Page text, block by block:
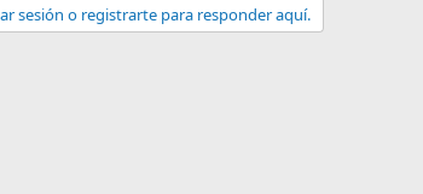
sesión o registrarte para responder aquí.